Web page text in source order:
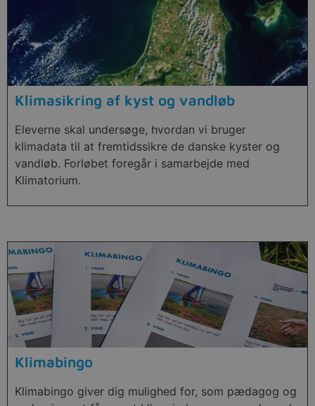
Klimasikring af kyst og vandløb
Eleverne skal undersøge, hvordan vi bruger
klimadata til at fremtidssikre de danske kyster og
vandløb. Forløbet foregår i samarbejde med
Klimatorium.
Klimabingo
Klimabingo giver dig mulighed for, som pædagog og